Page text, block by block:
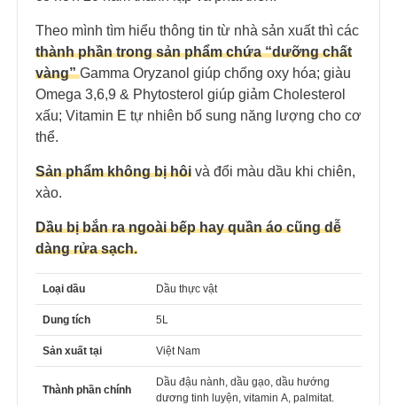
Theo mình tìm hiểu thông tin từ nhà sản xuất thì các
thành phần trong sản phẩm chứa “dưỡng chất
vàng” Gamma Oryzanol giúp chống oxy hóa; giàu
Omega 3,6,9 & Phytosterol giúp giảm Cholesterol
xấu; Vitamin E tự nhiên bổ sung năng lượng cho cơ
thể.
Sản phẩm không bị hôi và đổi màu dầu khi chiên,
xào.
Dầu bị bắn ra ngoài bếp hay quần áo cũng dễ
dàng rửa sạch.
Loại dầu Dầu thực vật
Dung tích 5L
Sản xuất tại Việt Nam
Thành phần chính
Dầu đậu nành, dầu gạo, dầu hướng
dương tinh luyện, vitamin A, palmitat.